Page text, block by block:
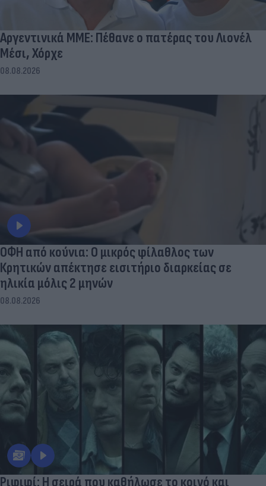
Αργεντινικά ΜΜΕ: Πέθανε ο πατέρας του Λιονέλ
Μέσι, Χόρχε
08.08.2026
ΟΦΗ από κούνια: Ο μικρός φίλαθλος των
Κρητικών απέκτησε εισιτήριο διαρκείας σε
ηλικία μόλις 2 μηνών
08.08.2026
Ριφιφί: Η σειρά που καθήλωσε το κοινό και